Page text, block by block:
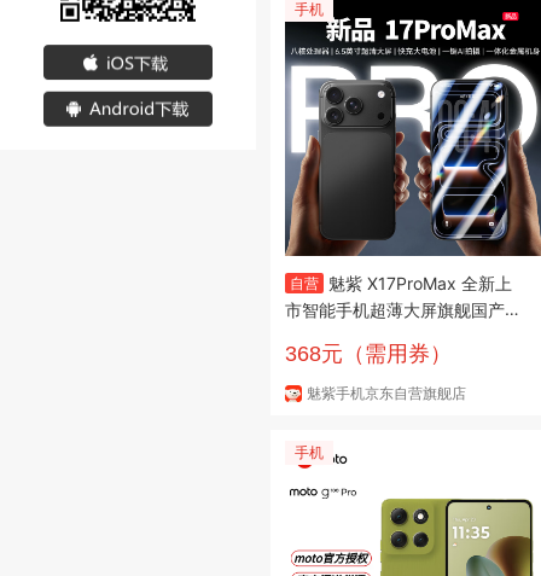
手机
自营
魅紫 X17ProMax 全新上
市智能手机超薄大屏旗舰国产芯
全网通双卡 黑64G
368元（需用券）
魅紫手机京东自营旗舰店
手机